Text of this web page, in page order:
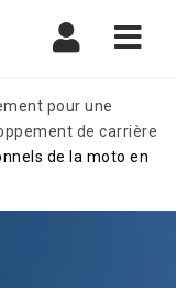
pour une
de carrière
de la moto en